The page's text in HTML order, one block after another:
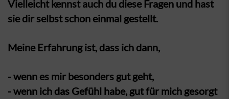
Vielleicht kennst auch du diese Fragen und hast
sie dir selbst schon einmal gestellt.
Meine Erfahrung ist, dass ich dann,
- wenn es mir besonders gut geht,
- wenn ich das Gefühl habe, gut für mich gesorgt